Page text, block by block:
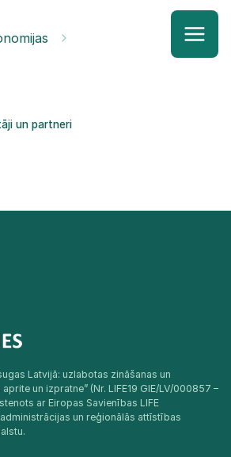
un partneri
Latvijā: uzlabotas zināšanas un
un izpratne” (Nr. LIFE19 GIE/LV/000857 –
ar Eiropas Savienības LIFE
un reģionālās attīstības